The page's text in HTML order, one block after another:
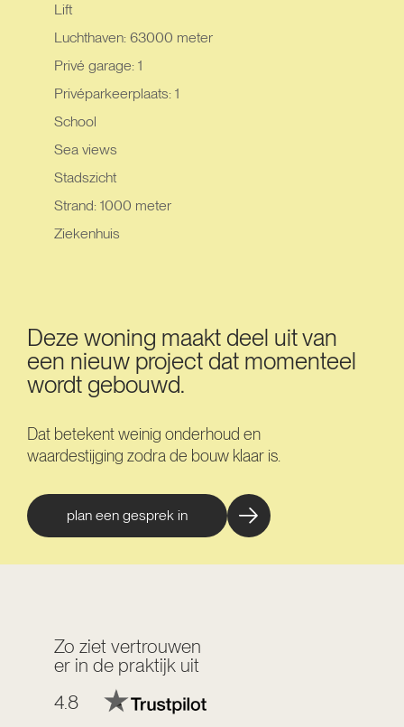
Lift
Luchthaven: 63000 meter
Privé garage: 1
Privéparkeerplaats: 1
School
Sea views
Stadszicht
Strand: 1000 meter
Ziekenhuis
Deze woning maakt deel uit van
een nieuw project dat momenteel
wordt gebouwd.
Dat betekent weinig onderhoud en
waardestijging zodra de bouw klaar is.
plan een gesprek in
Zo ziet vertrouwen
er in de praktijk uit
4.8